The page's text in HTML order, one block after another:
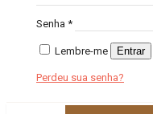
Senha *
Lembre-me Entrar
Perdeu sua senha?